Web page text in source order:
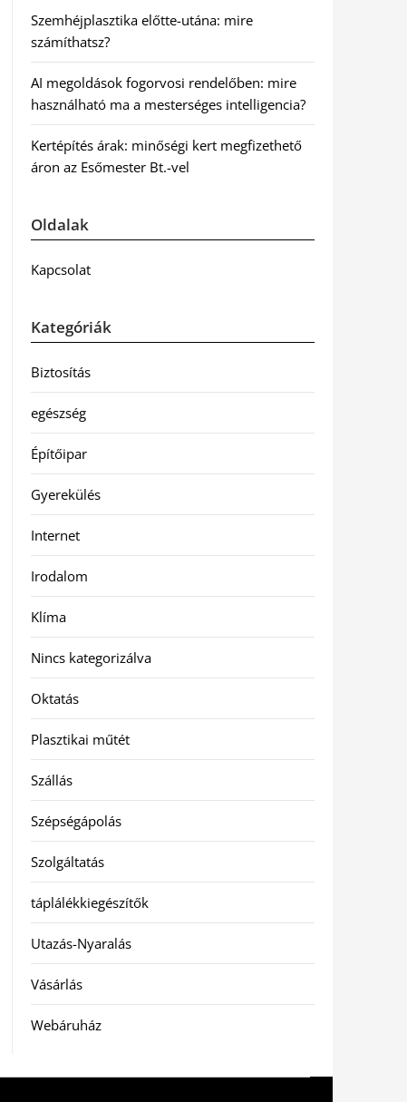
Szemhéjplasztika előtte-utána: mire
számíthatsz?
AI megoldások fogorvosi rendelőben: mire
használható ma a mesterséges intelligencia?
Kertépítés árak: minőségi kert megfizethető
áron az Esőmester Bt.-vel
Oldalak
Kapcsolat
Kategóriák
Biztosítás
egészség
Építőipar
Gyerekülés
Internet
Irodalom
Klíma
Nincs kategorizálva
Oktatás
Plasztikai műtét
Szállás
Szépségápolás
Szolgáltatás
táplálékkiegészítők
Utazás-Nyaralás
Vásárlás
Webáruház